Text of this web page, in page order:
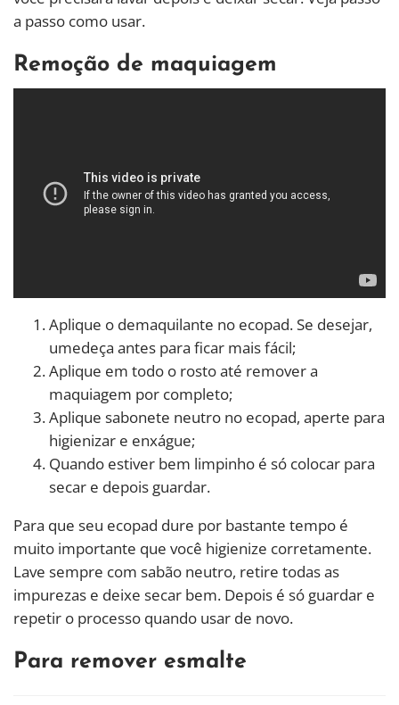
a passo como usar.
Remoção de maquiagem
Aplique o demaquilante no ecopad. Se desejar,
umedeça antes para ficar mais fácil;
Aplique em todo o rosto até remover a
maquiagem por completo;
Aplique sabonete neutro no ecopad, aperte para
higienizar e enxágue;
Quando estiver bem limpinho é só colocar para
secar e depois guardar.
Para que seu ecopad dure por bastante tempo é
muito importante que você higienize corretamente.
Lave sempre com sabão neutro, retire todas as
impurezas e deixe secar bem. Depois é só guardar e
repetir o processo quando usar de novo.
Para remover esmalte